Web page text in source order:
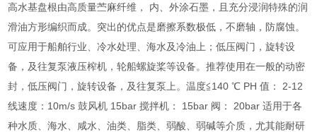
高水基盘根由高质量苎麻纤维， 内、外涂石墨，且充分浸润特殊的润
滑油方形编织而成。突出的优点是磨擦系数极低，不磨轴，防腐蚀。
可应用于船舶行业、冷水处理、海水及冷油上；低压阀门，旋转设
备，及往复泵液压榨机，轮船螺旋桨等设备。推荐使用在一般的动密
封，低压阀门，旋转设备，及往复泵上。温度≦140 ℃ PH 值： 2-12
线速度：10m/s 鼓风机 15bar 搅拌机： 15bar 阀： 20bar 适用于各
种水质、海水、咸水、油类、脂类、弱酸、弱碱等介质，尤其能耐研